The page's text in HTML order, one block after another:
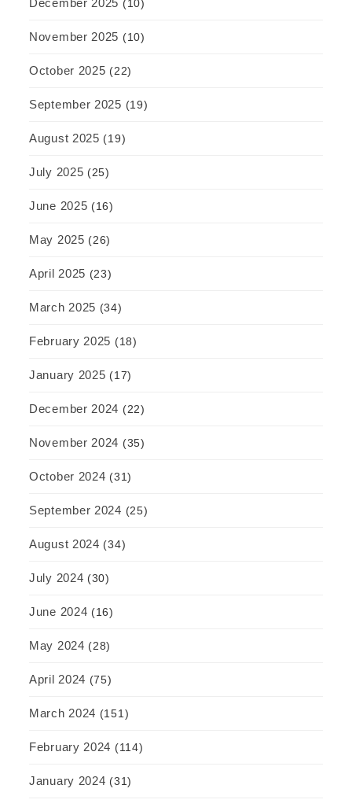
December 2025 (10)
November 2025 (10)
October 2025 (22)
September 2025 (19)
August 2025 (19)
July 2025 (25)
June 2025 (16)
May 2025 (26)
April 2025 (23)
March 2025 (34)
February 2025 (18)
January 2025 (17)
December 2024 (22)
November 2024 (35)
October 2024 (31)
September 2024 (25)
August 2024 (34)
July 2024 (30)
June 2024 (16)
May 2024 (28)
April 2024 (75)
March 2024 (151)
February 2024 (114)
January 2024 (31)